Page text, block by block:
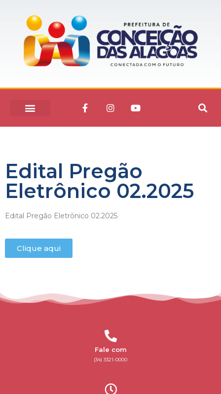
Edital Pregão
Eletrônico 02.2025
Edital Pregão Eletrônico 02.2025
Clique aqui
Fale com
(34) 3321-0000